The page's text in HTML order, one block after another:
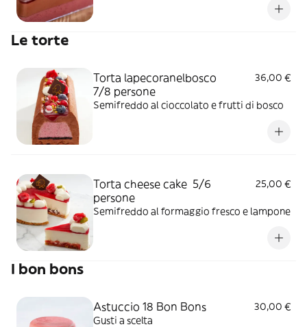
Le torte
Torta lapecoranelbosco
7/8 persone
36,00 €
Semifreddo al cioccolato e frutti di bosco
Torta cheese cake 5/6
persone
25,00 €
Semifreddo al formaggio fresco e lampone
I bon bons
Astuccio 18 Bon Bons
30,00 €
Gusti a scelta